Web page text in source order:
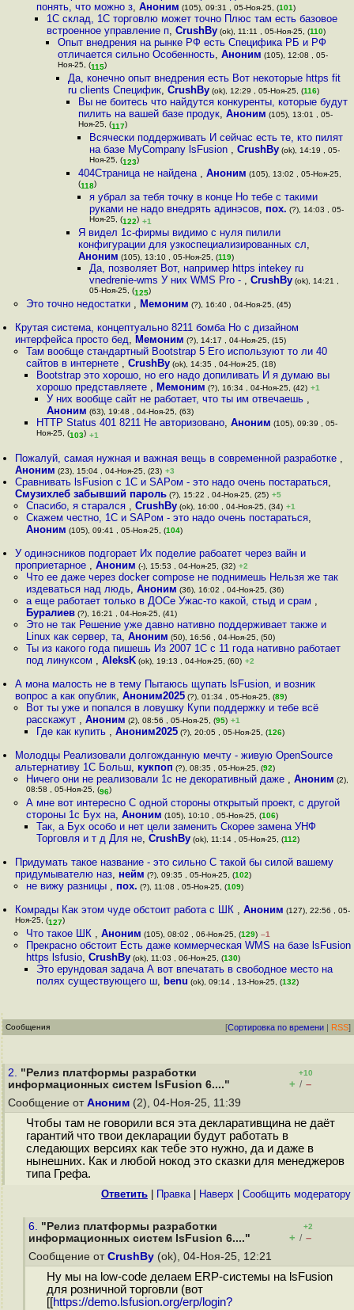
понять, что можно з, Аноним (105), 09:31 , 05-Ноя-25, (101)
1С склад, 1С торговлю может точно Плюс там есть базовое
встроенное управление п,CrushBy (ok), 11:11 , 05-Ноя-25, (110)
Опыт внедрения на рынке РФ есть Специфика РБ и РФ
отличается сильно Особенность, Аноним (105), 12:08 , 05-
Ноя-25, (115)
Да, конечно опыт внедрения есть Вот некоторые https fit
ru clients Специфик, CrushBy(ok), 12:29 , 05-Ноя-25, (116)
Вы не боитесь что найдутся конкуренты, которые будут
пилить на вашей базе продук,Аноним (105), 13:01 , 05-
Ноя-25, (117)
Всячески поддерживать И сейчас есть те, кто пилят
на базе MyCompany lsFusion , CrushBy(ok), 14:19 , 05-
Ноя-25, (123)
404Страница не найдена ,Аноним (105), 13:02 , 05-Ноя-25,
(118)
я убрал за тебя точку в конце Но тебе с такими
руками не надо внедрять адинэсов, пох. (?), 14:03 , 05-
Ноя-25, (122) +1
Я видел 1с-фирмы видимо с нуля пилили
конфигурации для узкоспециализированных сл,
Аноним (105), 13:10 , 05-Ноя-25, (119)
Да, позволяет Вот, например https intekey ru
vnedrenie-wms У них WMS Pro - , CrushBy(ok), 14:21 ,
05-Ноя-25, (125)
Это точно недостатки , Мемоним (?), 16:40 , 04-Ноя-25, (45)
Крутая система, концептуально 8211 бомба Но с дизайном
интерфейса просто бед, Мемоним (?), 14:17 , 04-Ноя-25, (15)
Там вообще стандартный Bootstrap 5 Его используют то ли 40
сайтов в интернете , CrushBy(ok), 14:35 , 04-Ноя-25, (18)
Bootstrap это хорошо, но его надо допиливать И я думаю вы
хорошо представляете , Мемоним (?), 16:34 , 04-Ноя-25, (42) +1
У них вообще сайт не работает, что ты им отвечаешь ,
Аноним (63), 19:48 , 04-Ноя-25, (63)
HTTP Status 401 8211 Не авторизовано, Аноним (105), 09:39 , 05-
Ноя-25, (103) +1
Пожалуй, самая нужная и важная вещь в современной разработке ,
Аноним (23), 15:04 , 04-Ноя-25, (23) +3
Сравнивать lsFusion с 1С и SAPом - это надо очень постараться,
Смузихлеб забывший пароль (?), 15:22 , 04-Ноя-25, (25) +5
Спасибо, я старался , CrushBy(ok), 16:00 , 04-Ноя-25, (34) +1
Скажем честно, 1С и SAPом - это надо очень постараться,
Аноним (105), 09:41 , 05-Ноя-25, (104)
У одинэсников подгорает Их поделие рабоатет через вайн и
проприетарное ,Аноним (-), 15:53 , 04-Ноя-25, (32) +2
Что ее даже через docker compose не поднимешь Нельзя же так
издеваться над людь, Аноним (36), 16:02 , 04-Ноя-25, (36)
а еще работает только в ДОСе Ужас-то какой, стыд и срам ,
Буралиев(?), 16:21 , 04-Ноя-25, (41)
Это не так Решение уже давно нативно поддерживает также и
Linux как сервер, та, Аноним (50), 16:56 , 04-Ноя-25, (50)
Ты из какого года пишешь Из 2007 1С с 11 года нативно работает
под линуксом , AleksK(ok), 19:13 , 04-Ноя-25, (60) +2
А мона малость не в тему Пытаюсь щупать lsFusion, и возник
вопрос а как опублик,Аноним2025 (?), 01:34 , 05-Ноя-25, (89)
Вот ты уже и попался в ловушку Купи поддержку и тебе всё
расскажут , Аноним (2), 08:56 , 05-Ноя-25, (95) +1
Где как купить , Аноним2025(?), 20:05 , 05-Ноя-25, (126)
Молодцы Реализовали долгожданную мечту - живую OpenSource
альтернативу 1С Больш, кукпоп (?), 08:35 , 05-Ноя-25, (92)
Ничего они не реализовали 1с не декоративный даже , Аноним (2),
08:58 , 05-Ноя-25, (96)
А мне вот интересно С одной стороны открытый проект, с другой
стороны 1с Бух на, Аноним (105), 10:10 , 05-Ноя-25, (106)
Так, а Бух особо и нет цели заменить Скорее замена УНФ
Торговля и т д Для не, CrushBy(ok), 11:14 , 05-Ноя-25, (112)
Придумать такое название - это сильно С такой бы силой вашему
придумывателю наз, нейм (?), 09:35 , 05-Ноя-25, (102)
не вижу разницы , пох. (?), 11:08 , 05-Ноя-25, (109)
Комрады Как этом чуде обстоит работа с ШК ,Аноним (127), 22:56 , 05-
Ноя-25, (127)
Что такое ШК , Аноним (105), 08:02 , 06-Ноя-25, (129) –1
Прекрасно обстоит Есть даже коммерческая WMS на базе lsFusion
https lsfusio, CrushBy(ok), 11:03 , 06-Ноя-25, (130)
Это ерундовая задача А вот впечатать в свободное место на
полях существующего ш, benu (ok), 09:14 , 13-Ноя-25, (132)
Сообщения [Сортировка по времени | RSS]
2. "Релиз платформы разработки
информационных систем lsFusion 6...."
+10
+ / –
Сообщение от Аноним (2), 04-Ноя-25, 11:39
Чтобы там не говорили вся эта декларативщина не даёт
гарантий что твои декларации будут работать в
следающих версиях как тебе это нужно, да и даже в
нынешних. Как и любой нокод это сказки для менеджеров
типа Грефа.
Ответить Правка| Наверх Cообщить модератору
6. "Релиз платформы разработки
информационных систем lsFusion 6...."
+2
+ / –
Сообщение от CrushBy (ok), 04-Ноя-25, 12:21
Ну мы на low-code делаем ERP-системы на lsFusion
для розничной торговли (вот
[[https://demo.lsfusion.org/erp/login?